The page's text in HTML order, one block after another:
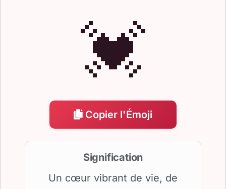
💓
Copier l'Émoji
Signification
Un cœur vibrant de vie, de